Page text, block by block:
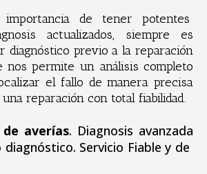
de tener potentes
actualizados, siempre es
diagnóstico previo a la reparación
nos permite un análisis completo
el fallo de manera precisa
reparación con total fiabilidad.
averías. Diagnosis avanzada
Servicio Fiable y de